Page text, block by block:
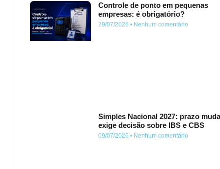
Controle de ponto em pequenas
empresas: é obrigatório?
29/07/2026 Nenhum comentário
Simples Nacional 2027: prazo
exige decisão sobre IBS e CBS
09/07/2026 Nenhum comentário